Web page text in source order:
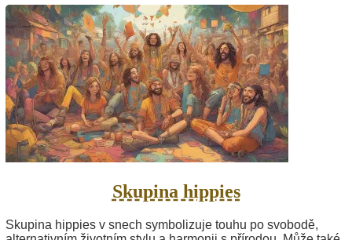
Skupina hippies
Skupina hippies v snech symbolizuje touhu po svobodě,